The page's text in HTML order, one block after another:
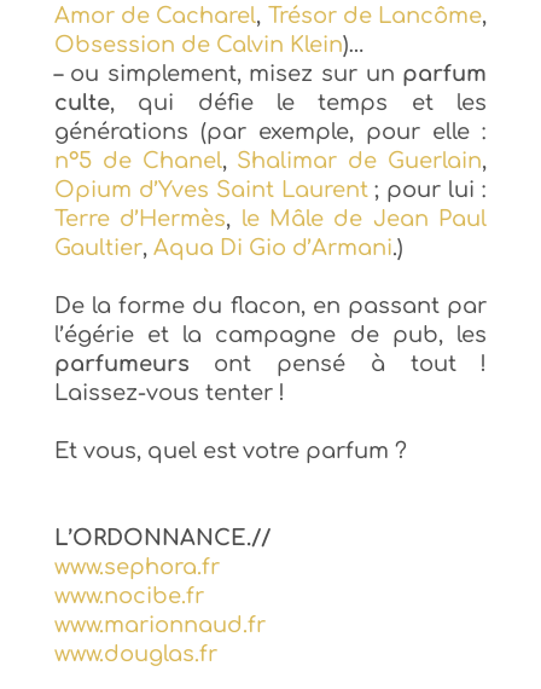
Amor de Cacharel, Trésor de Lancôme,
Obsession de Calvin Klein)…
– ou simplement, misez sur un parfum
culte, qui défie le temps et les
générations (par exemple, pour elle :
n°5 de Chanel, Shalimar de Guerlain,
Opium d’Yves Saint Laurent; pour lui :
Terre d’Hermès, le Mâle de Jean Paul
Gaultier, Aqua Di Gio d’Armani.)
De la forme du flacon, en passant par
l’égérie et la campagne de pub, les
parfumeurs ont pensé à tout !
Laissez-vous tenter !
Et vous, quel est votre parfum ?
L’ORDONNANCE.//
www.sephora.fr
www.nocibe.fr
www.marionnaud.fr
www.douglas.fr